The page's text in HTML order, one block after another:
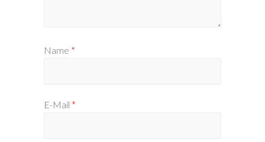
Name *
E-Mail *